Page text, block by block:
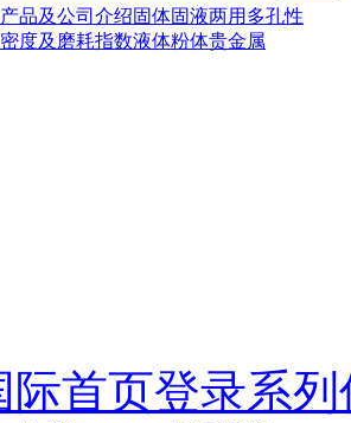
品及公司介绍固体固液两用 多孔性
度及磨耗指数液体粉体贵金属
际首页登录系